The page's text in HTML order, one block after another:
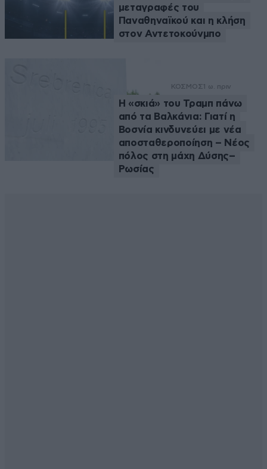
μεταγραφές του
Παναθηναϊκού και η κλήση
στον Αντετοκούνμπο
ΚΟΣΜΟΣ 1 ω. πριν
Η «σκιά» του Τραμπ πάνω
από τα Βαλκάνια: Γιατί η
Βοσνία κινδυνεύει με νέα
αποσταθεροποίηση – Νέος
πόλος στη μάχη Δύσης–
Ρωσίας